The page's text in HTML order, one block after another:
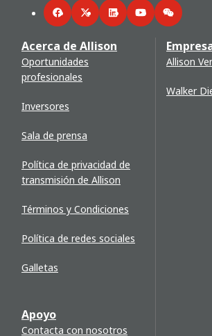
FacebookTwitterLinkedInYouTubeWeChat
Acerca de Allison
Oportunidades
profesionales
Inversores
Sala de prensa
Política de privacidad de
transmisión de Allison
Términos y Condiciones
Política de redes sociales
Galletas
Apoyo
Contacta con nosotros
Allison
Walker